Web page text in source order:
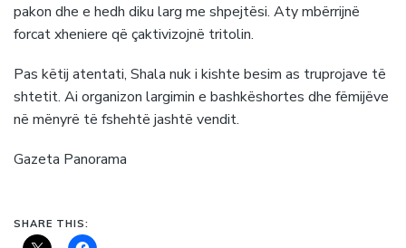
pakon dhe e hedh diku larg me shpejtësi. Aty mbërrijnë
forcat xheniere që çaktivizojnë tritolin.
Pas këtij atentati, Shala nuk i kishte besim as truprojave të
shtetit. Ai organizon largimin e bashkëshortes dhe fëmijëve
në mënyrë të fshehtë jashtë vendit.
Gazeta Panorama
SHARE THIS: